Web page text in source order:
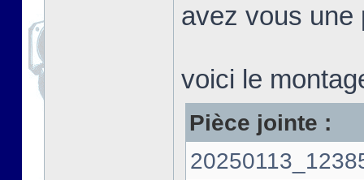
avez vous une
voici le
Pièce jointe :